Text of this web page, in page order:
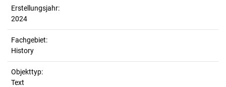
Erstellungsjahr:
2024
Fachgebiet:
History
Objekttyp:
Text